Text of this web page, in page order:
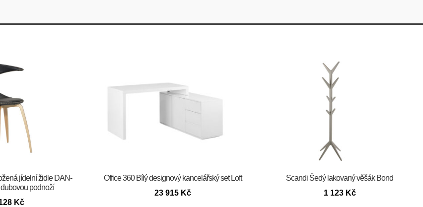
jídelní židle DAN-
podnoží
Kč
Office 360 Bílý designový kancelářský set Loft
23 915 Kč
Scandi Šedý lakovaný věšák Bond
1 123 Kč